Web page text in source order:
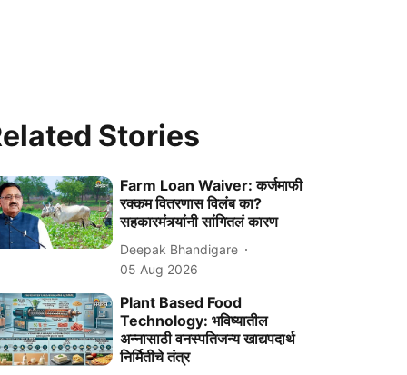
Stories
Farm Loan Waiver: कर्जमाफी
रक्कम वितरणास विलंब का?
सहकारमंत्र्यांनी सांगितलं कारण
Deepak Bhandigare
05 Aug 2026
Plant Based Food
Technology: भविष्यातील
अन्नासाठी वनस्पतिजन्य खाद्यपदार्थ
निर्मितीचे तंत्र